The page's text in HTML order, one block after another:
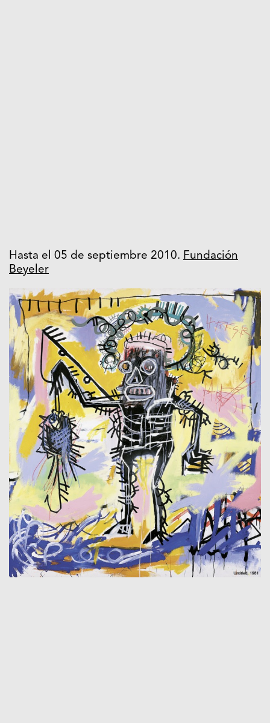
Hasta el 05 de septiembre 2010. Fundación
Beyeler